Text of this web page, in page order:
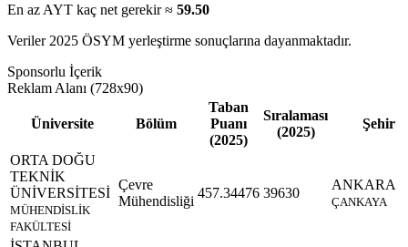
En az AYT kaç net gerekir ≈ 59.50
Veriler 2025 ÖSYM yerleştirme sonuçlarına dayanmaktadır.
Sponsorlu İçerik
Reklam Alanı (728x90)
Üniversite Bölüm
Taban
Puanı
(2025)
Sıralaması
(2025)
Şehir
ORTA DOĞU
TEKNİK
ÜNİVERSİTESİ
MÜHENDİSLİK
FAKÜLTESİ
Çevre
Mühendisliği
457.34476 39630
ANKARA
ÇANKAYA